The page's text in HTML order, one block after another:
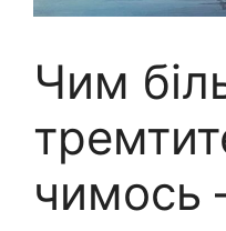
Чим
чимось